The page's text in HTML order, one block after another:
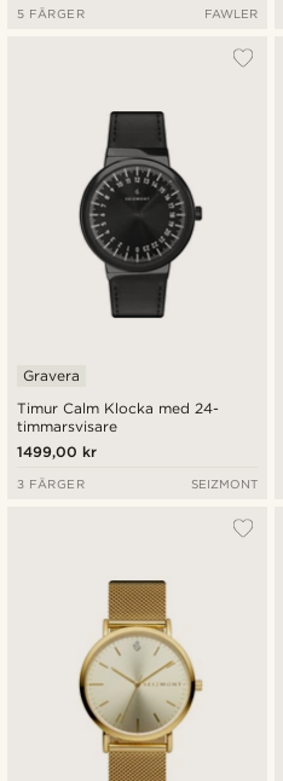
5 FÄRGER FAWLER
Timur Calm Klocka med 24-
timmarsvisare
Gravera
1499,00 kr
3 FÄRGER SEIZMONT